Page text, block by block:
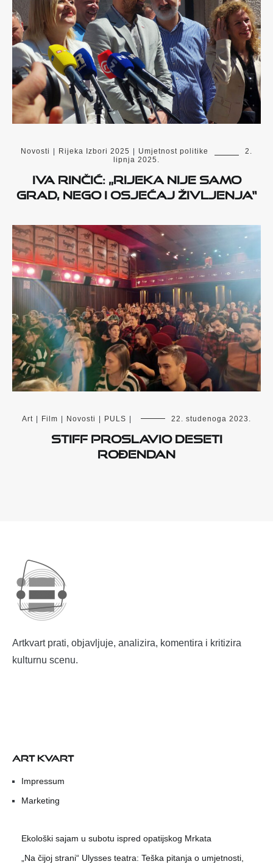
Novosti Rijeka Izbori 2025 Umjetnost politike
2.
lipnja 2025.
Iva Rinčić: „Rijeka nije samo
grad, nego i osjećaj življenja“
Art | Film | Novosti | PULS | 22. studenoga 2023.
STIFF proslavio deseti
rođendan
Artkvart prati, objavljuje, analizira, komentira i kritizira
kulturnu scenu.
ART KVART
Impressum
Marketing
Ekološki sajam u subotu ispred opatijskog Mrkata
„Na čijoj strani“ Ulysses teatra: Teška pitanja o umjetnosti,